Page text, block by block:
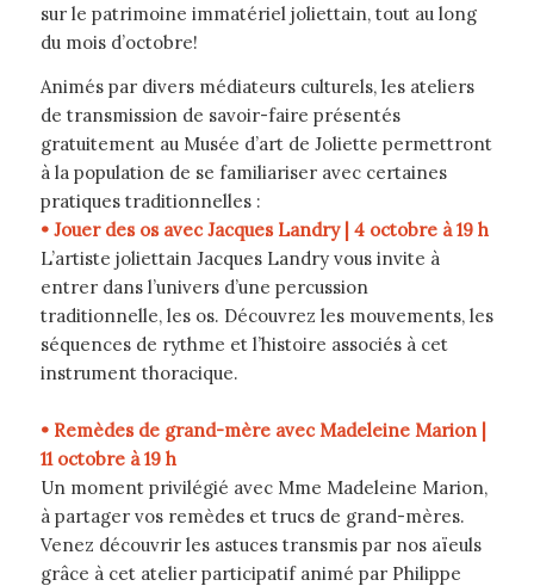
sur le patrimoine immatériel joliettain, tout au long
du mois d’octobre!
Animés par divers médiateurs culturels, les ateliers
de transmission de savoir-faire présentés
gratuitement au Musée d’art de Joliette permettront
à la population de se familiariser avec certaines
pratiques traditionnelles :
• Jouer des os avec Jacques Landry | 4 octobre à 19 h
L’artiste joliettain Jacques Landry vous invite à
entrer dans l’univers d’une percussion
traditionnelle, les os. Découvrez les mouvements, les
séquences de rythme et l’histoire associés à cet
instrument thoracique.
• Remèdes de grand-mère avec Madeleine Marion |
11 octobre à 19 h
Un moment privilégié avec Mme Madeleine Marion,
à partager vos remèdes et trucs de grand-mères.
Venez découvrir les astuces transmis par nos aïeuls
grâce à cet atelier participatif animé par Philippe